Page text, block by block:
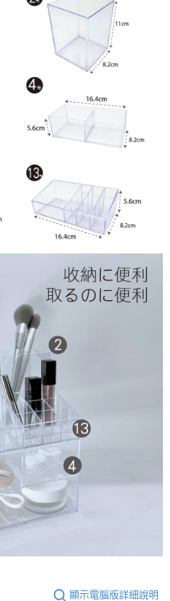
顯示電腦版詳細說明